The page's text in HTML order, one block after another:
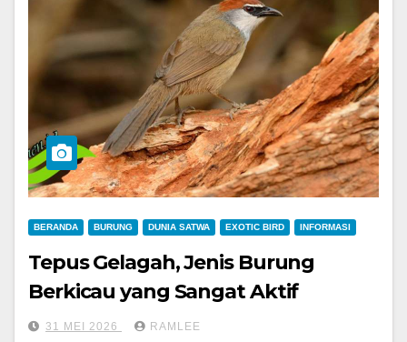
BERANDA BURUNG DUNIA SATWA EXOTIC BIRD INFORMASI
Tepus Gelagah, Jenis Burung
Berkicau yang Sangat Aktif
31 MEI 2026 RAMLEE